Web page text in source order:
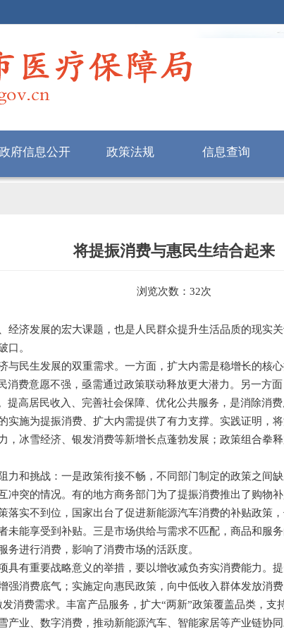
府信息公开 政策法规 信息查询
将提振消费与惠民生结合起来
浏览次数： 32次
经济发展的宏大课题，也是人民群众提升生活品质的现实
口。
与民生发展的双重需求。一方面，扩大内需是稳增长的核
消费意愿不强，亟需通过政策联动释放更大潜力。另一方
提高居民收入、完善社会保障、优化公共服务，是消除消费
实施为提振消费、扩大内需提供了有力支撑。实践证明，
，冰雪经济、银发消费等新增长点蓬勃发展；政策组合拳
力和挑战：一是政策衔接不畅，不同部门制定的政策之间
冲突的情况。有的地方商务部门为了提振消费推出了购物
落实不到位，国家出台了促进新能源汽车消费的补贴政策
未能享受到补贴。三是市场供给与需求不匹配，商品和服
进行消费，影响了消费市场的活跃度。
具有重要战略意义的举措，要以增收减负夯实消费能力。
强消费底气；实施定向惠民政策，向中低收入群体发放
消费需求。丰富产品服务，扩大“两新”政策覆盖品类，
产业、数字消费，推动新能源汽车、智能家居等产业链协